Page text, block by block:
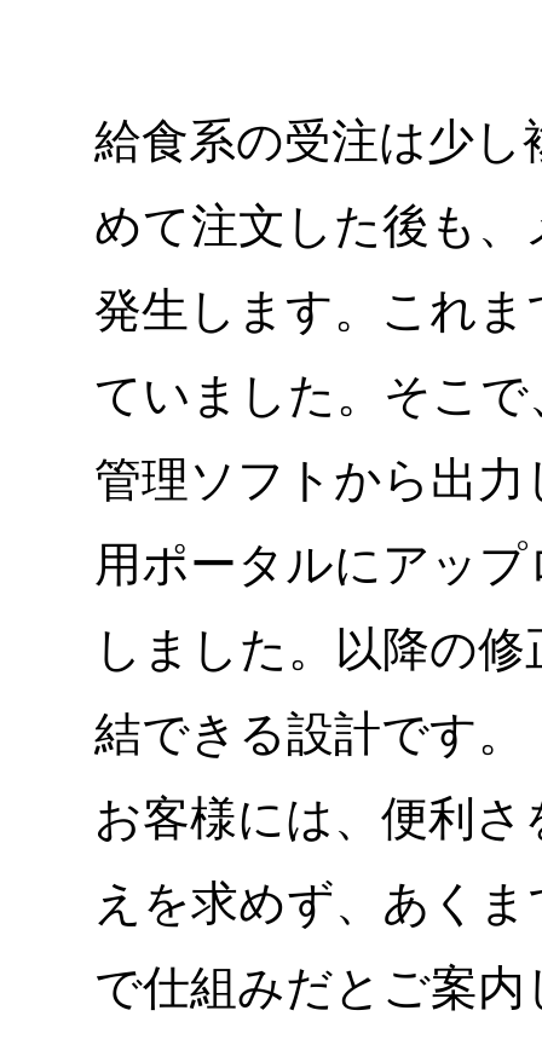
給食系の受注は少し
めて注文した後も
発生します。これま
ていました。そこ
管理ソフトから出
用ポータルにアッ
しました。以降の
結できる設計です。
お客様には、便利
えを求めず、あく
で仕組みだとご案